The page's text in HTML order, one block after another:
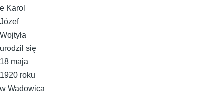
e Karol
Józef
Wojtyła
urodził się
18 maja
1920 roku
w Wadowica